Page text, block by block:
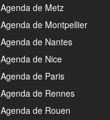
Agenda de Metz
Agenda de Montpellier
Agenda de Nantes
Agenda de Nice
Agenda de Paris
Agenda de Rennes
Agenda de Rouen